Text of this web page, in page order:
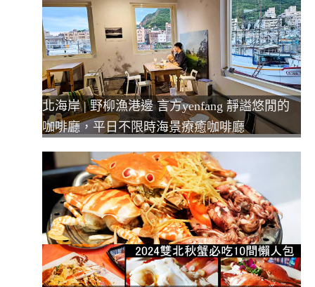
北海岸 | 野柳漁港邊 言方yenfang 靜謚悠閒的
咖啡廳，平日不限時海景療癒咖啡廳